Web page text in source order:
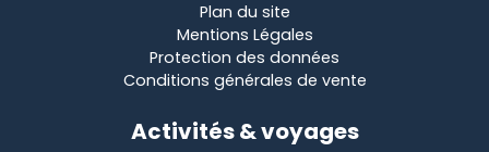
Plan du site
Mentions Légales
Protection des données
Conditions générales de vente
Activités & voyages